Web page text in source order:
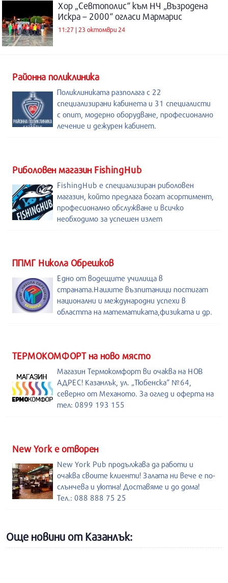
Хор „Севтополис“ към НЧ „Възродена
Искра – 2000“ огласи Мармарис
11:27 | 23 октомври 24
Районна поликлиника
Поликлиниката разполага с 22
специализирани кабинета и 31 специалисти
с опит, модерно оборудване, професионално
лечение и дежурен кабинет.
Риболовен магазин FishingHub
FishingHub е специализиран риболовен
магазин, който предлага богат асортимент,
професионално обслужване и всичко
необходимо за успешен излет
ППМГ Никола Обрешков
Едно от водещите училища в
страната.Нашите възпитаници постигат
национални и международни успехи в
областта на математиката,физиката и др.
ТЕРМОКОМФОРТ на ново място
Магазин Термокомфорт ви очаква на НОВ
АДРЕС! Казанлък, ул. „Тюбенска“ №64,
северно от Механото. За оглед и оферта на
тел: 0899 193 155
New York е отворен
New York Pub продължава да работи и
очаква своите клиенти! Залата ни вече е по-
слънчева и уютна! Доставяме и до дома!
Тел.: 088 888 75 25
Още новини от Казанлък: